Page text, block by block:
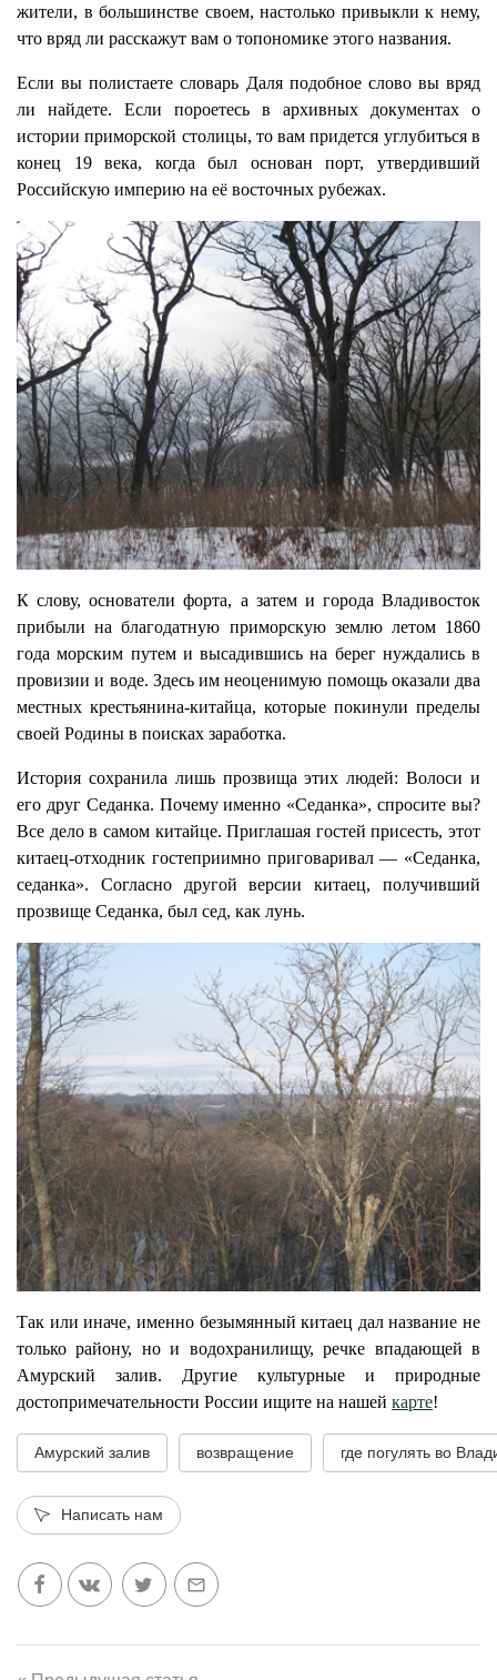
жители, в большинстве своем, настолько привыкли к нему,
что вряд ли расскажут вам о топономике этого названия.
Если вы полистаете словарь Даля подобное слово вы вряд
ли найдете. Если пороетесь в архивных документах о
истории приморской столицы, то вам придется углубиться в
конец 19 века, когда был основан порт, утвердивший
Российскую империю на её восточных рубежах.
К слову, основатели форта, а затем и города Владивосток
прибыли на благодатную приморскую землю летом 1860
года морским путем и высадившись на берег нуждались в
провизии и воде. Здесь им неоценимую помощь оказали два
местных крестьянина-китайца, которые покинули пределы
своей Родины в поисках заработка.
История сохранила лишь прозвища этих людей: Волоси и
его друг Седанка. Почему именно «Седанка», спросите вы?
Все дело в самом китайце. Приглашая гостей присесть, этот
китаец-отходник гостеприимно приговаривал — «Седанка,
седанка». Согласно другой версии китаец, получивший
прозвище Седанка, был сед, как лунь.
Так или иначе, именно безымянный китаец дал название не
только району, но и водохранилищу, речке впадающей в
Амурский залив. Другие культурные и природные
достопримечательности России ищите на нашей карте!
Амурский залив возвращение где погулять во
Написать нам